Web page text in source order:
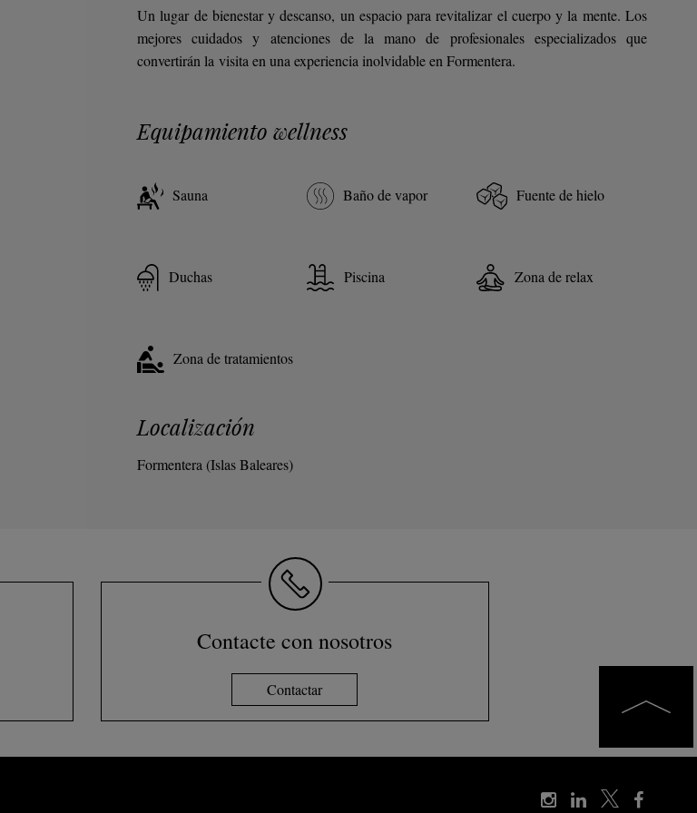
Un lugar de bienestar y descanso, un espacio para revitalizar el cuerpo y la mente. Los
mejores cuidados y atenciones de la mano de profesionales especializados que
convertirán la visita en una experiencia inolvidable en Formentera.
Equipamiento wellness
Sauna Baño de vapor Fuente de hielo
Duchas Piscina Zona de relax
Zona de tratamientos
Localización
Formentera (Islas Baleares)
Contacte con nosotros
Contactar